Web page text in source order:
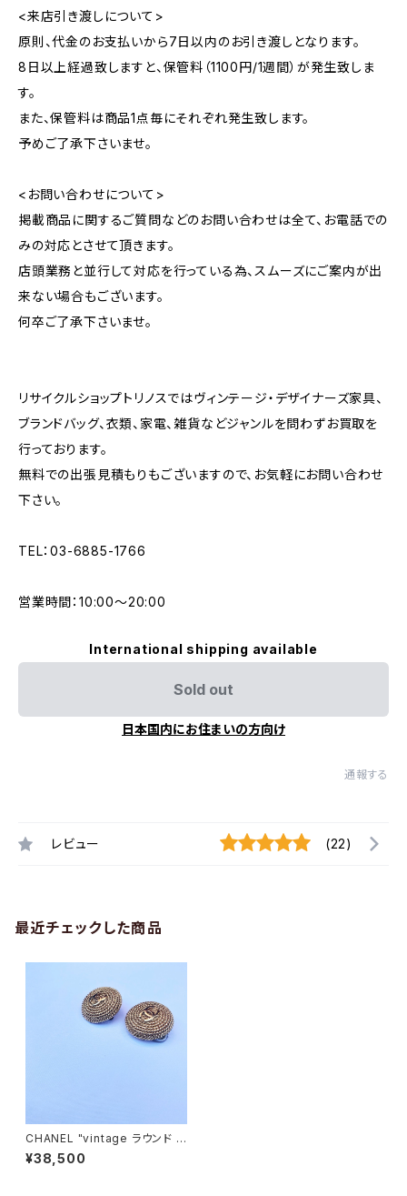
<来店引き渡しについて>
原則、代金のお支払いから7日以内のお引き渡しとなります。
8日以上経過致しますと、保管料（1100円/1週間）が発生致しま
す。
また、保管料は商品1点毎にそれぞれ発生致します。
予めご了承下さいませ。
<お問い合わせについて>
掲載商品に関するご質問などのお問い合わせは全て、お電話での
みの対応とさせて頂きます。
店頭業務と並行して対応を行っている為、スムーズにご案内が出
来ない場合もございます。
何卒ご了承下さいませ。
リサイクルショップトリノスではヴィンテージ・デザイナーズ家具、
ブランドバッグ、衣類、家電、雑貨などジャンルを問わずお買取を
行っております。
無料での出張見積もりもございますので、お気軽にお問い合わせ
下さい。
TEL：03-6885-1766
営業時間：10:00〜20:00
International shipping available
Sold out
日本国内にお住まいの方向け
通報する
レビュー (22)
最近チェックした商品
CHANEL "vintage ラウンド イ
ヤリング"
¥38,500